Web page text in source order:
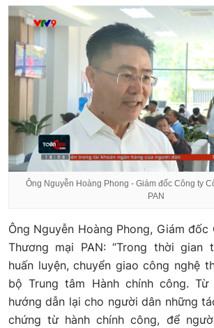
Ông Nguyễn Hoàng Phong - Giám đốc Công ty
PAN
Ông Nguyễn Hoàng Phong, Giám
Thương mại PAN: “Trong thời gian
huấn luyện, chuyển giao công nghệ
bộ Trung tâm Hành chính công.
hướng dẫn lại cho người dân những
chứng từ hành chính công, để